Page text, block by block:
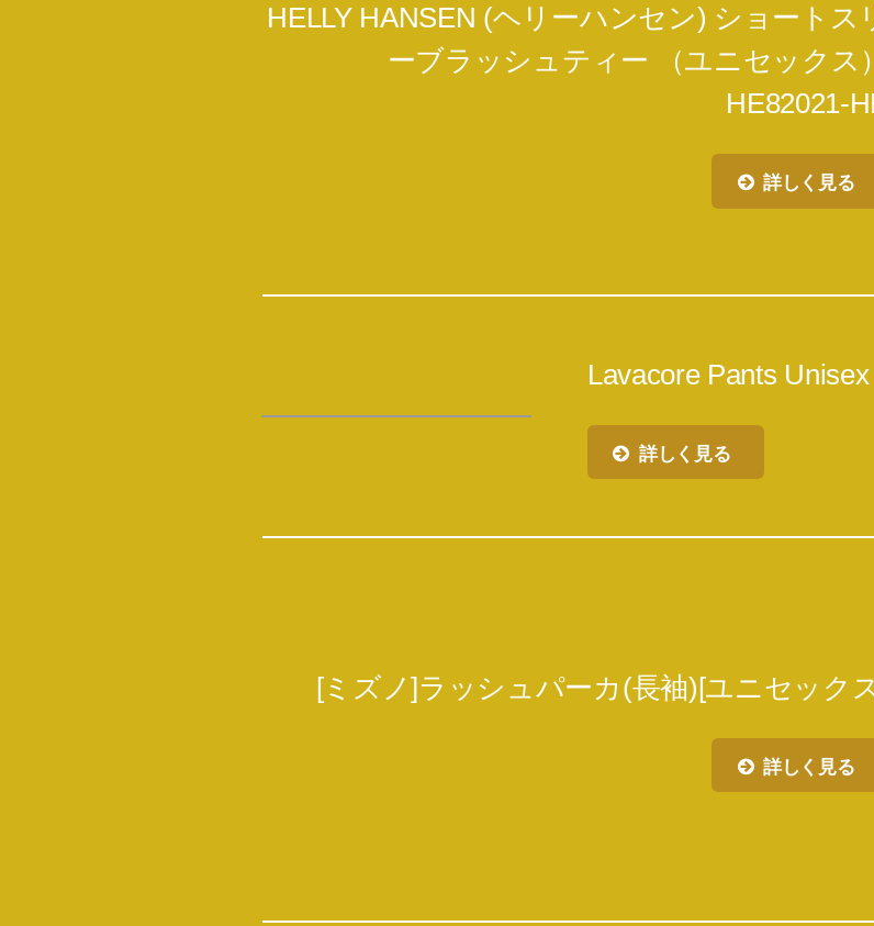
HELLY HANSEN (ヘリーハンセン) ショートス
ーブラッシュティー （ユニセックス）
HE82021-
詳しく見る
Lavacore Pants Unisex
詳しく見る
[ミズノ]ラッシュパーカ(長袖)[ユニセック
詳しく見る